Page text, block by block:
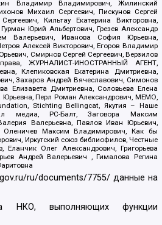
Владимир Владимирович, Жилинский
Михаил Сергеевич, Пискунов Сергей
Кильтау Екатерина Викторовна,
Юрий Альбертович, Грезев Александр
Валерьевич, Иванова София Юрьевна,
Алексей Викторович, Егоров Владимир
Смирнов Сергей Сергеевич, Верзилов
ЖУРНАЛИСТ-ИНОСТРАННЫЙ АГЕНТ,
Клепиковская Екатерина Дмитриевна,
Захаров Андрей Вячеславович, Симонов
Елизавета Дмитриевна, Соловьева Елена
Юрьевна, Перл Роман Александрович, МЕМО,
Stichting Bellingcat, Якутия – Наше
медиа, РС-Балт, Заговора Максим
Валерьевна, Павлов Иван Юрьевич,
Оленичев Максим Владимирович, Как бы
Иркутский союз библиофилов, Честные
Еланчик Олег Александрович, Григорьева
Андрей Валерьевич , Гималова Регина
ru/documents/7755/ данные на
НКО, выполняющих функции